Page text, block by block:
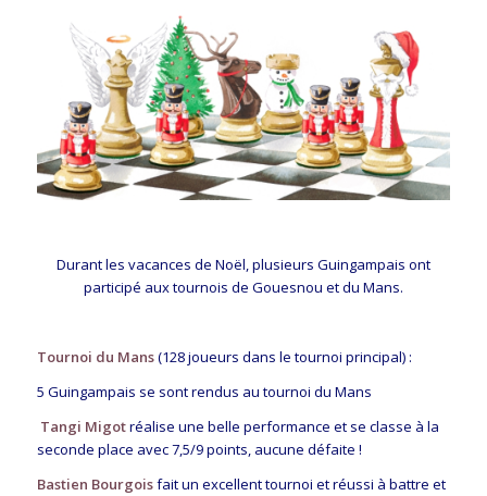
Durant les vacances de Noël, plusieurs Guingampais ont
participé aux tournois de Gouesnou et du Mans.
Tournoi du Mans(128 joueurs dans le tournoi principal) :
5 Guingampais se sont rendus au tournoi du Mans
Tangi Migotréalise une belle performance et se classe à la
seconde place avec 7,5/9 points, aucune défaite !
Bastien Bourgoisfait un excellent tournoi et réussi à battre et